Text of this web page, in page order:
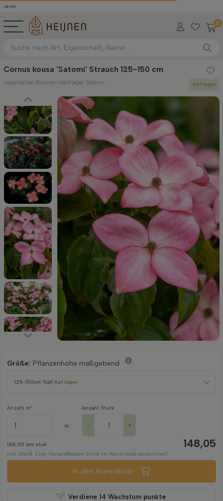
0
Cornus kousa 'Satomi' Strauch 125-150 cm
Japanischer Blumen-Hartriegel 'Satomi' Auf lager
Größe: Pflanzenhöhe maßgebend
125-150cm Topf Auf lager
Anzahl m²
=
Anzahl Stück
- +
148,05 pro stuk 148,05
Inkl. MwSt. Zzgl. Versandkosten (wird im Warenkorb berechnet)
In den Warenkorb
Verdiene 14 Wachstum punkte